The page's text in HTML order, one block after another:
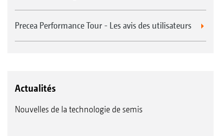
Precea Performance Tour - Les avis des utilisateurs
Actualités
Nouvelles de la technologie de semis